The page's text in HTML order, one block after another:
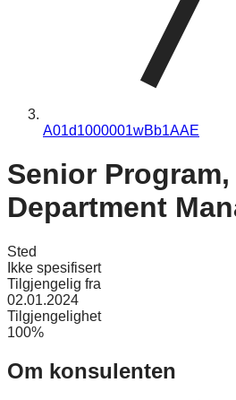
A01d1000001wBb1AAE
Senior
Department
Sted
Ikke spesifisert
Tilgjengelig fra
02.01.2024
Tilgjengelighet
100%
Om konsulenten